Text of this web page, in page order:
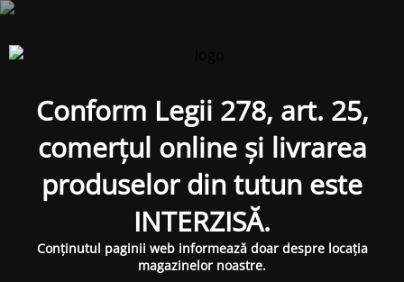
Conform Legii 278, art. 25,
comerțul online și livrarea
produselor din tutun este
INTERZISĂ.
Conținutul paginii web informează doar despre locația
magazinelor noastre.